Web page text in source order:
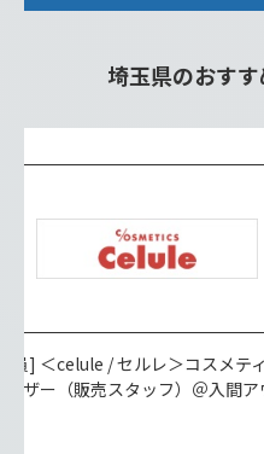
埼玉県のおす
員] ＜celule / セルレ＞コスメテ
イザー（販売スタッフ）＠入間ア